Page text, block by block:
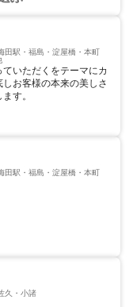
田駅・福島・淀屋橋・本町
いただくをテーマにカ
お客様の本来の美しさ
す。
田駅・福島・淀屋橋・本町
久・小諸